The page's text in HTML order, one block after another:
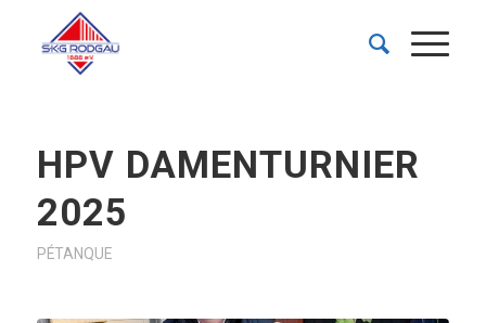
HPV DAMENTURNIER
2025
PÉTANQUE